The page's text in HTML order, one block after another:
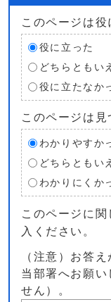
このページは役
役に立った
どちらともい
役に立たなか
このページは見
わかりやすか
どちらともい
わかりにくか
このページに
入ください。
（注意）お答
当部署へお願い
せん）。